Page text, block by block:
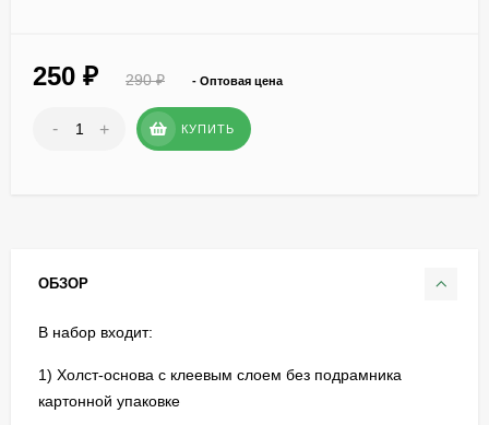
250 ₽ 290₽ - Оптовая цена
- + КУПИТЬ
ОБЗОР
В набор входит:
1) Холст-основа с клеевым слоем без подрамника
картонной упаковке